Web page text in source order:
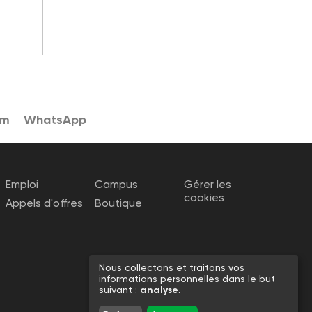
WhatsApp
Emploi
Appels d'offres
Campus
Boutique
Gérer les
cookies
Nous collectons et traitons vos
informations personnelles dans le but
suivant : analyse.